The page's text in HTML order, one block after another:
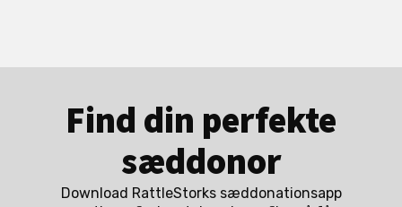
Find din perfekte
sæddonor
Download RattleStorks sæddonationsapp